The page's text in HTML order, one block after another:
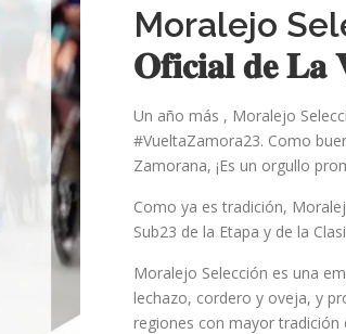
Moralejo
𝐎𝐟𝐢𝐜𝐢𝐚𝐥 𝐝𝐞
Un año más , Moralejo
#VueltaZamora23. Como
Zamorana, ¡Es un orgullo
Como ya es tradición,
Sub23 de la Etapa y de la
Moralejo Selección es una
lechazo, cordero y oveja, y
regiones con mayor tradición